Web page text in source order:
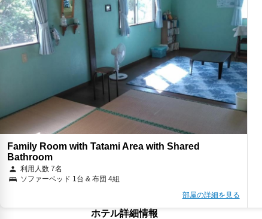
Family Room with Tatami Area with Shared
Bathroom
利用人数 7名
ソファーベッド 1台 & 布団 4組
部屋の詳細を見る
ホテル詳細情報